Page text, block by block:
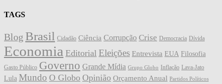
TAGS
Blog Brasil Cidadão Ciência Corrupção Crise Democracia Dívida
Economia Editorial Eleições Entrevista EUA Filosofia
Gasto Público Governo Grande Mídia Grupo Globo Inflação Lava-Jato
Lula Mundo O Globo Opinião Orçamento Anual Partidos Políticos